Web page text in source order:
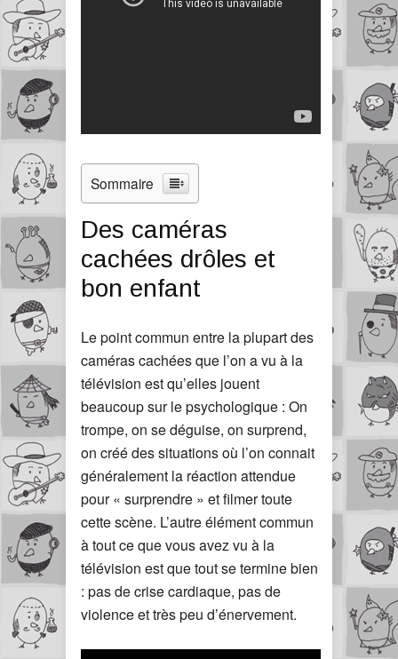
Sommaire
Des caméras
cachées drôles et
bon enfant
Le point commun entre la plupart des
caméras cachées que l’on a vu à la
télévision est qu’elles jouent
beaucoup sur le psychologique : On
trompe, on se déguise, on surprend,
on créé des situations où l’on connait
généralement la réaction attendue
pour « surprendre » et filmer toute
cette scène. L’autre élément commun
à tout ce que vous avez vu à la
télévision est que tout se termine bien
: pas de crise cardiaque, pas de
violence et très peu d’énervement.